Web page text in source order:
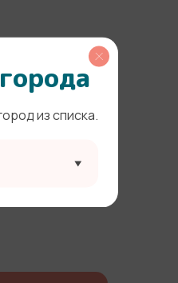
из списка.